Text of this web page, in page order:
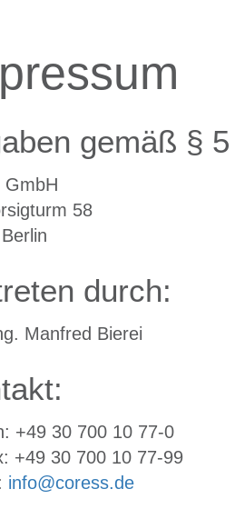
gemäß §
GmbH
58
durch:
Manfred Bierei
+49 30 700 10 77-0
+49 30 700 10 77-99
info@coress.de